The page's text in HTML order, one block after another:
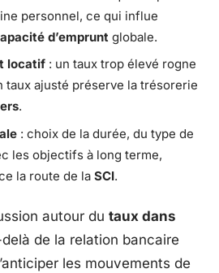
personnel, ce qui influe
d’emprunt globale.
locatif : un taux trop élevé rogne
taux ajusté préserve la trésorerie
.
: choix de la durée, du type de
les objectifs à long terme,
la route de la SCI.
autour du taux dans
de la relation bancaire
les mouvements de